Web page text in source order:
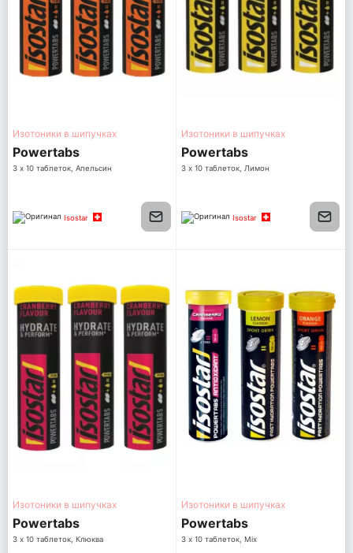
Изотоники в шипучках
Powertabs
3 х 10 таблеток, Апельсин
Isostar
Изотоники в шипучках
Powertabs
3 х 10 таблеток, Лимон
Isostar
Изотоники в шипучках
Powertabs
3 х 10 таблеток, Клюква
Изотоники в шипучках
Powertabs
3 х 10 таблеток, Mix